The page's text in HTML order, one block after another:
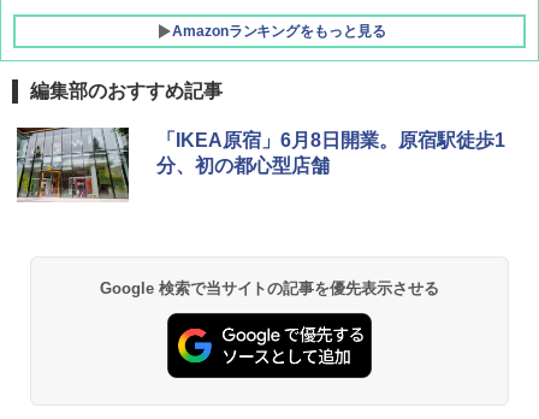
Amazonランキングをもっと見る
[キャンパーズコレクション 山善] ポップアッ
プテント 傘みたいに広げて畳める パッとサ
ッとサンシェード キューブ フルクローズ メ
￥6,831
PYKES PEAK (パイクスピーク) 着替えテン
ト プライバシー テント 【中が透けない】 1
人用 折りたたみ 防災グッズ 災害用トイレ ビ
易 トイレテント (グレー)
DEWEL パラソル 大型 ビーチ アウトドアパ
ラソル ガーデン サイトシート付 折りたたみ
防水 UVカット 4段階高さ調整 軽量 収納袋付
026リニューアル 急速冷凍 空間倍増 衛生的
コンパクト 保冷力長持ち
編集部のおすすめ記事
「IKEA原宿」6月8日開業。原宿駅徒歩1
分、初の都心型店舗
Google 検索で当サイトの記事を優先表示させる